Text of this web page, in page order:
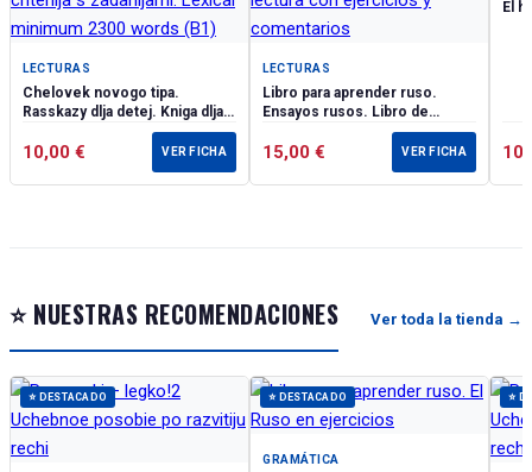
LECTURAS
Chelovek novogo tipa.
Rasskazy dlja detej. Kniga dlja
chtenija s zadanijami. Lexical
minimum 2300 words (B1)
10,00 € VER FICHA
LECTURAS
Libro para aprender ruso.
Ensayos rusos. Libro de
lectura con ejercicios y
comentarios
15,00 € VER FICHA
El
⭐ NUESTRAS RECOMENDACIONES Ver toda la tienda →
⭐ DESTACADO ⭐ DESTACADO
GRAMÁTICA
⭐